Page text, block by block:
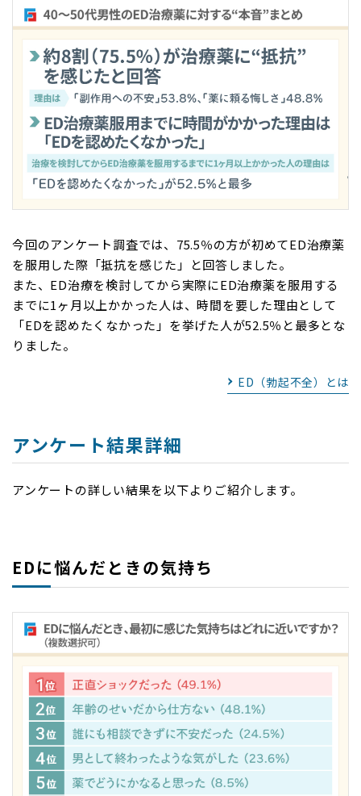
今回のアンケート調査では、75.5％の方が初めてED治療薬
を服用した際「抵抗を感じた」と回答しました。
また、ED治療を検討してから実際にED治療薬を服用する
までに1ヶ月以上かかった人は、時間を要した理由として
「EDを認めたくなかった」を挙げた人が52.5％と最多とな
りました。
ED（勃起不全）とは
アンケート結果詳細
アンケートの詳しい結果を以下よりご紹介します。
EDに悩んだときの気持ち